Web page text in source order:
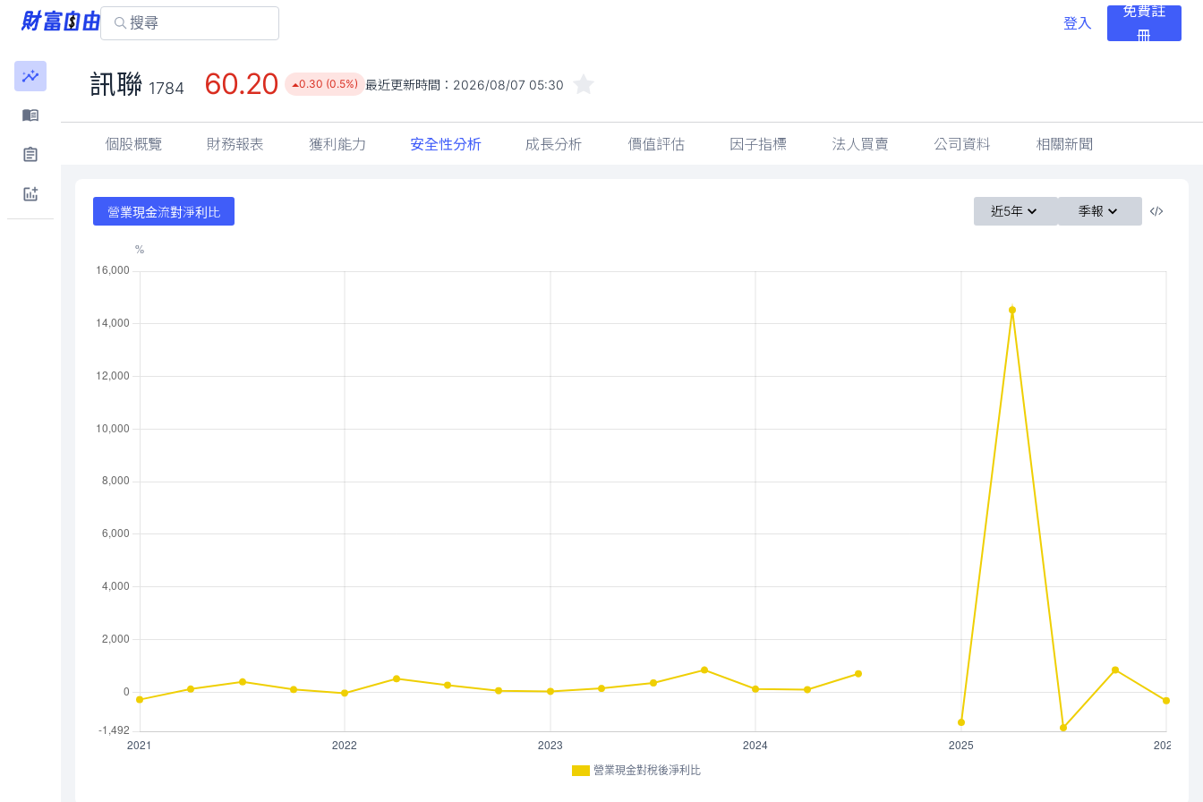
登入
免費註
冊
訊聯 1784 60.20 0.30 (0.5%) 最近更新時間： 2026/08/07 05:30
個股概覽 財務報表 獲利能力 安全性分析 成長分析 價值評估 因子指標 法人買賣 公司資料 相關新聞
營業現金流對淨利比 近5年 季報
營業現金對稅後淨利比